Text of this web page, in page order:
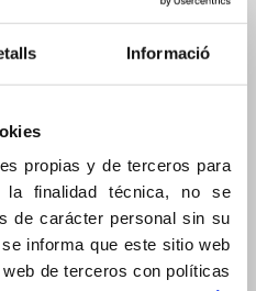
Informació
propias y de terceros para
la finalidad técnica, no se
de carácter personal sin su
informa que este sitio web
de terceros con políticas